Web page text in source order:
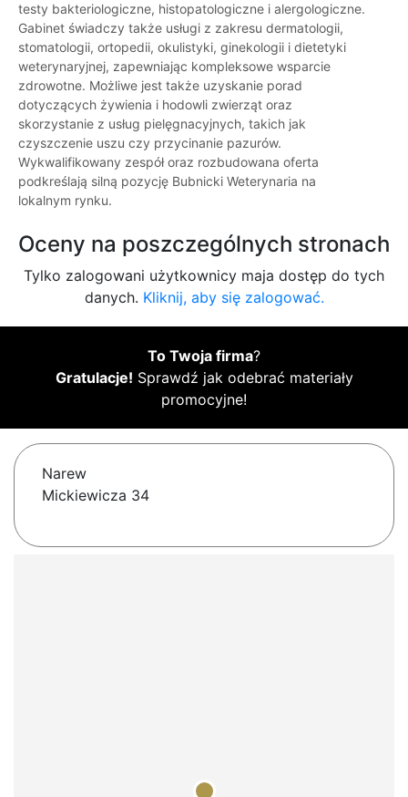
testy bakteriologiczne, histopatologiczne i alergologiczne.
Gabinet świadczy także usługi z zakresu dermatologii,
stomatologii, ortopedii, okulistyki, ginekologii i dietetyki
weterynaryjnej, zapewniając kompleksowe wsparcie
zdrowotne. Możliwe jest także uzyskanie porad
dotyczących żywienia i hodowli zwierząt oraz
skorzystanie z usług pielęgnacyjnych, takich jak
czyszczenie uszu czy przycinanie pazurów.
Wykwalifikowany zespół oraz rozbudowana oferta
podkreślają silną pozycję Bubnicki Weterynaria na
lokalnym rynku.
Oceny na poszczególnych stronach
Tylko zalogowani użytkownicy maja dostęp do tych
danych. Kliknij, aby się zalogować.
To Twoja firma?
Gratulacje! Sprawdź jak odebrać materiały
promocyjne!
Narew
Mickiewicza 34